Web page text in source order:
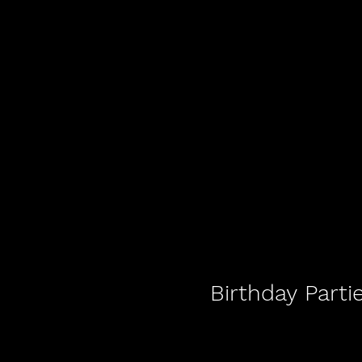
Birthday